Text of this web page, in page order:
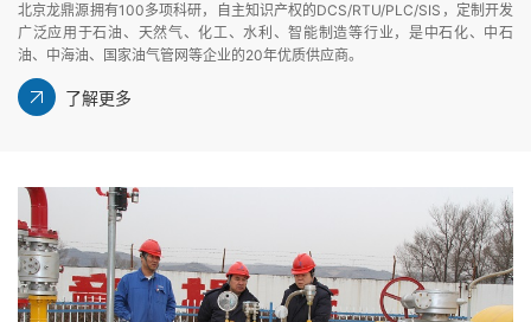
北京龙鼎源拥有100多项科研，自主知识产权的DCS/RTU/PLC/SIS，定制开发
广泛应用于石油、天然气、化工、水利、智能制造等行业，是中石化、中石
油、中海油、国家油气管网等企业的20年优质供应商。
了解更多